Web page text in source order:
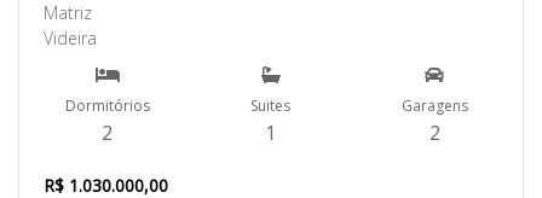
Matriz
Videira
Dormitórios
2
Suites
1
Garagens
2
R$ 1.030.000,00